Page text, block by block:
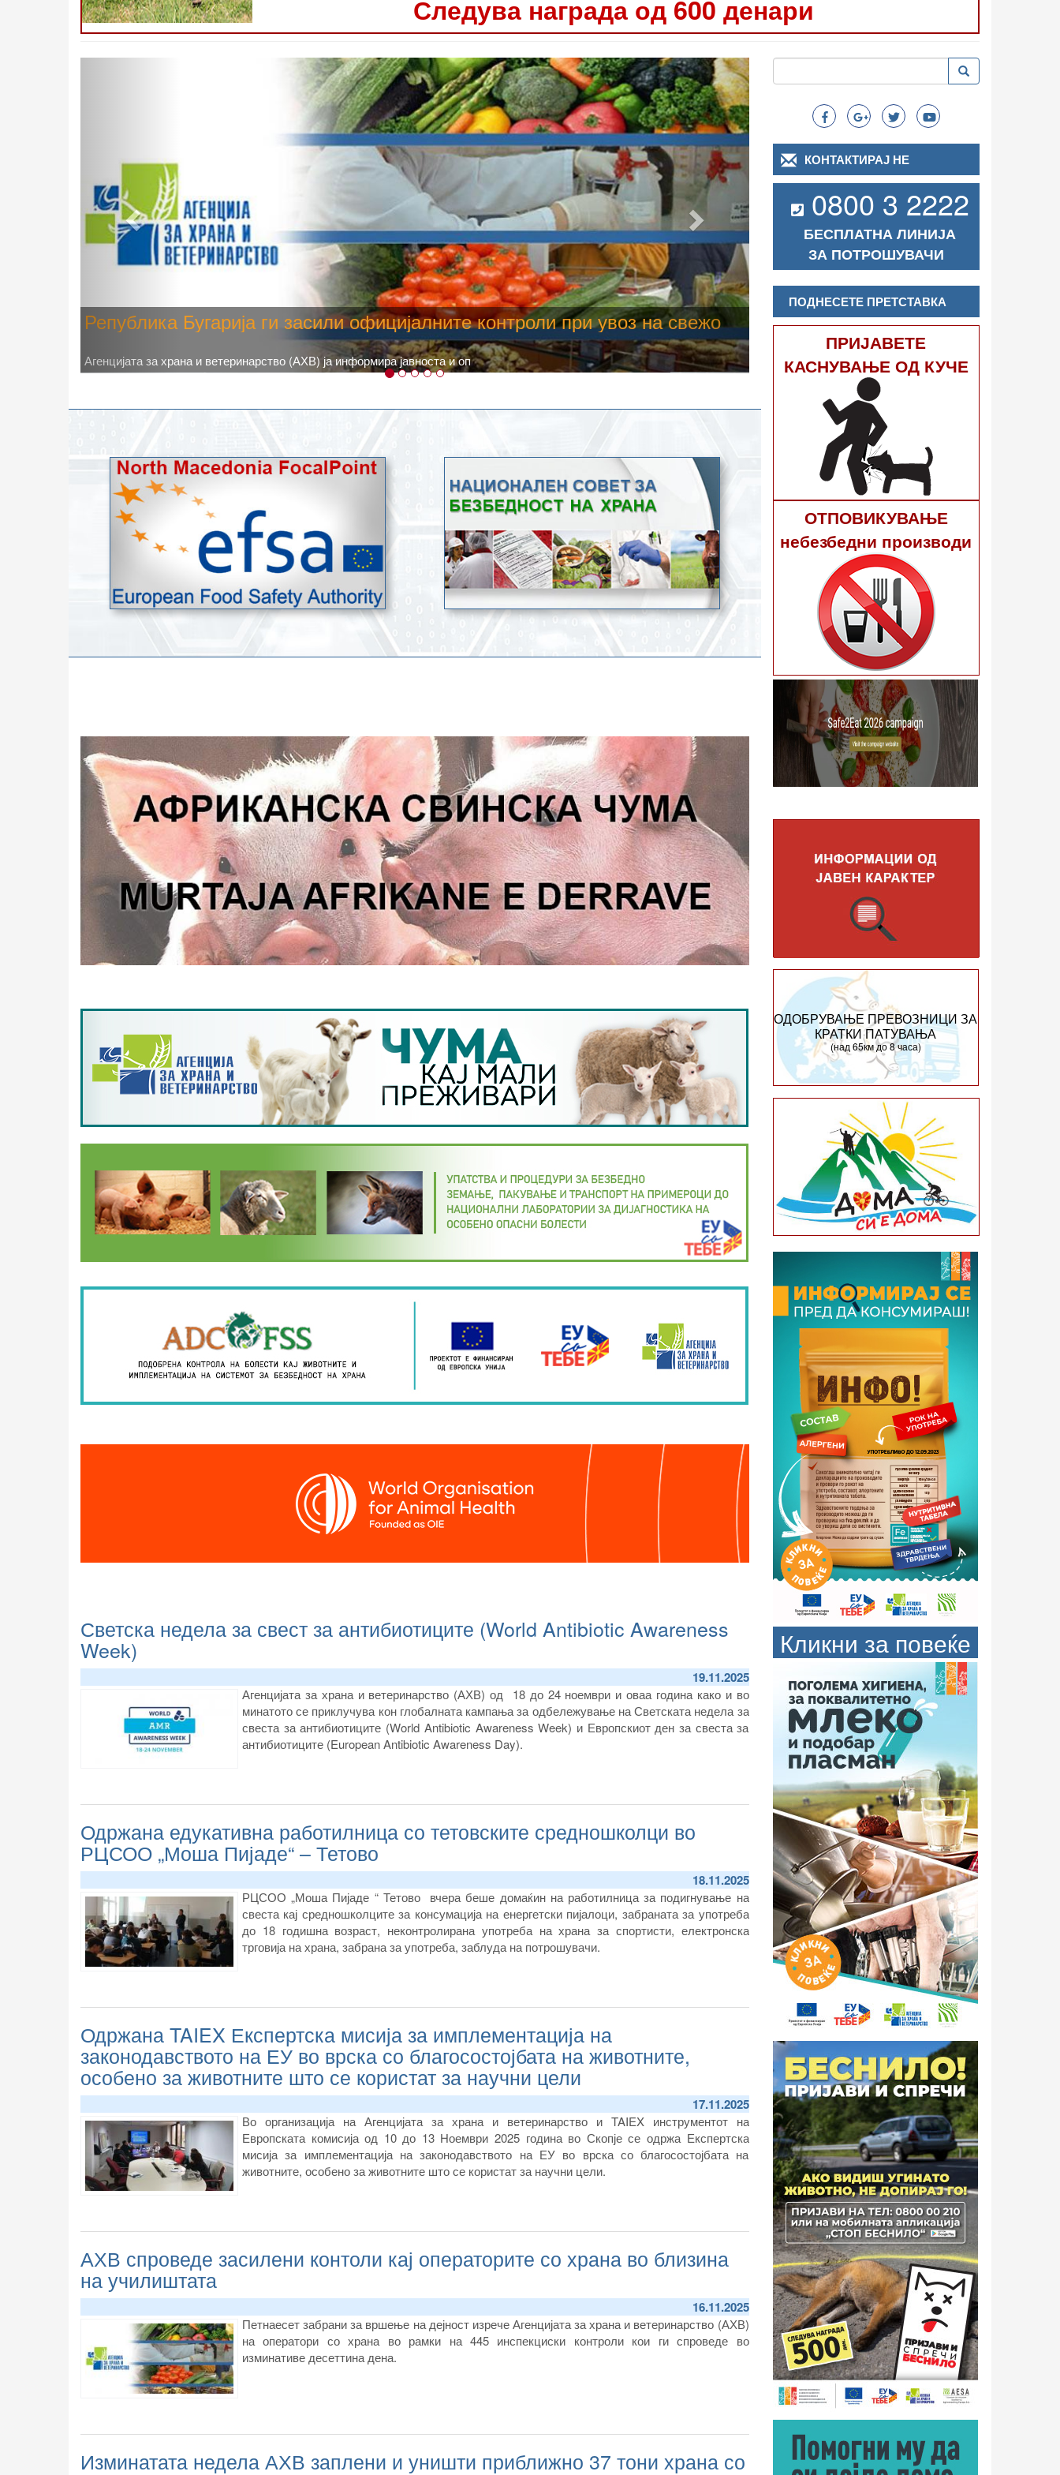
Следува награда од 600 денари
Високите температури ризик од труење со храна, опасни се и за
животните
Новото најавено зголемување на дневните температури, кое според метеоролозите во одредени региони ќе достигне 40
степени, ги зголемува ризиците од појава на труење со храна.
Следно
Светска недела за свест за антибиотиците (World Antibiotic Awareness
Week)
19.11.2025
Агенцијата за храна и ветеринарство (АХВ) од 18 до 24 ноември и оваа година како и во
минатото се приклучува кон глобалната кампања за одбележување на Светската недела за
свеста за антибиотиците (World Antibiotic Awareness Week) и Европскиот ден за свеста за
антибиотиците (European Antibiotic Awareness Day).
Одржана едукативна работилница со тетовските средношколци во
РЦСОО „Моша Пијаде“ – Тетово
18.11.2025
РЦСОО „Моша Пијаде “ Тетово вчера беше домаќин на работилница за подигнување на
свеста кај средношколците за консумација на енергетски пијалоци, забраната за употреба
до 18 годишна возраст, неконтролирана употреба на храна за спортисти, електронска
трговија на храна, забрана за употреба, заблуда на потрошувачи.
Одржана TAIEX Експертска мисија за имплементација на
законодавството на ЕУ во врска со благосостојбата на животните,
особено за животните што се користат за научни цели
17.11.2025
Во организација на Агенцијата за храна и ветеринарство и TAIEX инструментот на
Европската комисија од 10 до 13 Ноември 2025 година во Скопје се одржа Експертска
мисија за имплементација на законодавството на ЕУ во врска со благосостојбата на
животните, особено за животните што се користат за научни цели.
АХВ спроведе засилени контоли кај операторите со храна во близина
на училиштата
16.11.2025
Петнаесет забрани за вршење на дејност изрече Агенцијата за храна и ветеринарство (АХВ)
на оператори со храна во рамки на 445 инспекциски контроли кои ги спроведе во
изминативе десеттина дена.
Изминатата недела АХВ заплени и уништи приближно 37 тони храна со
Search
Пребарување Пребарување
КОНТАКТИРАЈ НЕ
0800 3 2222
БЕСПЛАТНА ЛИНИЈА
ЗА ПОТРОШУВАЧИ
ПОДНЕСЕТЕ ПРЕТСТАВКА
ПРИЈАВЕТЕ
КАСНУВАЊЕ ОД КУЧЕ
ОТПОВИКУВАЊЕ
небезбедни производи
ОДОБРУВАЊЕ ПРЕВОЗНИЦИ ЗА
КРАТКИ ПАТУВАЊА
(над 65км до 8 часа)
Кликни за повеќе